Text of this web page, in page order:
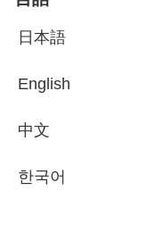
日本語
English
中文
한국어